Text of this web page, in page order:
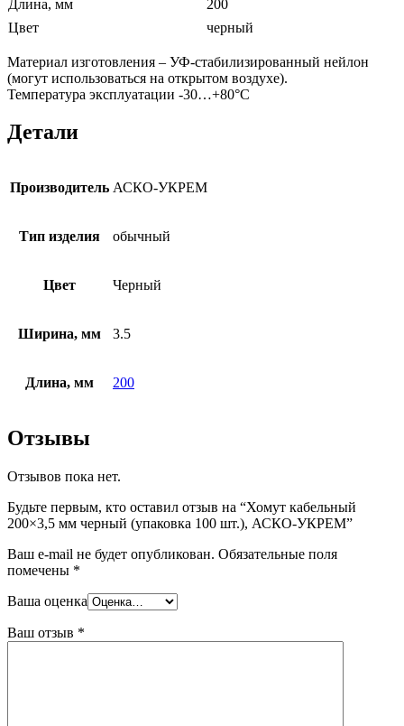
Длина, мм
200
Цвет
черный
Материал изготовления – УФ-стабилизированный нейлон
(могут использоваться на открытом воздухе).
Температура эксплуатации -30…+80°C
Детали
Производитель АСКО-УКРЕМ
Тип изделия обычный
Цвет Черный
Ширина, мм 3.5
Длина, мм 200
Отзывы
Отзывов пока нет.
Будьте первым, кто оставил отзыв на “Хомут кабельный
200×3,5 мм черный (упаковка 100 шт.), АСКО-УКРЕМ”
Ваш e-mail не будет опубликован. Обязательные поля
помечены *
Ваша оценка
Ваш отзыв *